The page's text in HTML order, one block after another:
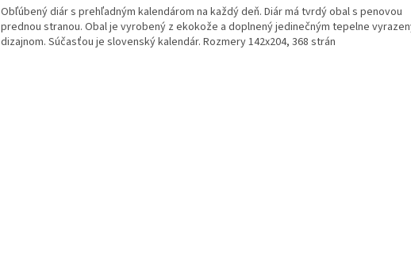
Obľúbený diár s prehľadným kalendárom na každý deň. Diár má tvrdý obal s penovou
prednou stranou. Obal je vyrobený z ekokože a doplnený jedinečným tepelne
dizajnom. Súčasťou je slovenský kalendár. Rozmery 142x204, 368 strán